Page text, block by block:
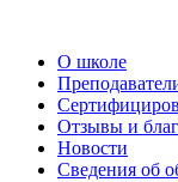
О школе
Отзывы и
Новости
Сведения об